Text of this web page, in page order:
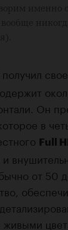
получил
Он
в
Full
от 50
живыми